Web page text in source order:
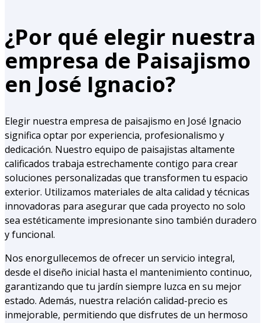
¿Por qué elegir nuestra
empresa de Paisajismo
en José Ignacio?
Elegir nuestra empresa de paisajismo en José Ignacio
significa optar por experiencia, profesionalismo y
dedicación. Nuestro equipo de paisajistas altamente
calificados trabaja estrechamente contigo para crear
soluciones personalizadas que transformen tu espacio
exterior. Utilizamos materiales de alta calidad y técnicas
innovadoras para asegurar que cada proyecto no solo
sea estéticamente impresionante sino también duradero
y funcional.
Nos enorgullecemos de ofrecer un servicio integral,
desde el diseño inicial hasta el mantenimiento continuo,
garantizando que tu jardín siempre luzca en su mejor
estado. Además, nuestra relación calidad-precio es
inmejorable, permitiendo que disfrutes de un hermoso